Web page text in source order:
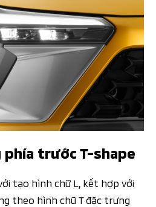
phía trước T-shape​
tạo hình chữ L, kết hợp với
theo hình chữ T đặc trưng​